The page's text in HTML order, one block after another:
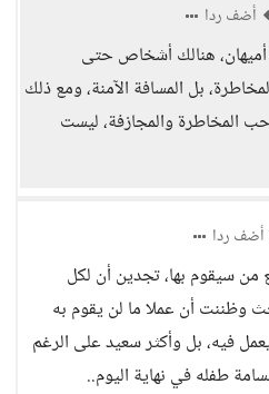
أضف ردا
هنالك أشخاص حتى
بل المسافة الآمنة، ومع ذلك
المخاطرة والمجازفة، ليست
أضف ردا
من سيقوم بها، تجدين أن لكل
وظننت أن عملا ما لن يقوم به
فيه، بل وأكثر سعيد على الرغم
طفله في نهاية اليوم..